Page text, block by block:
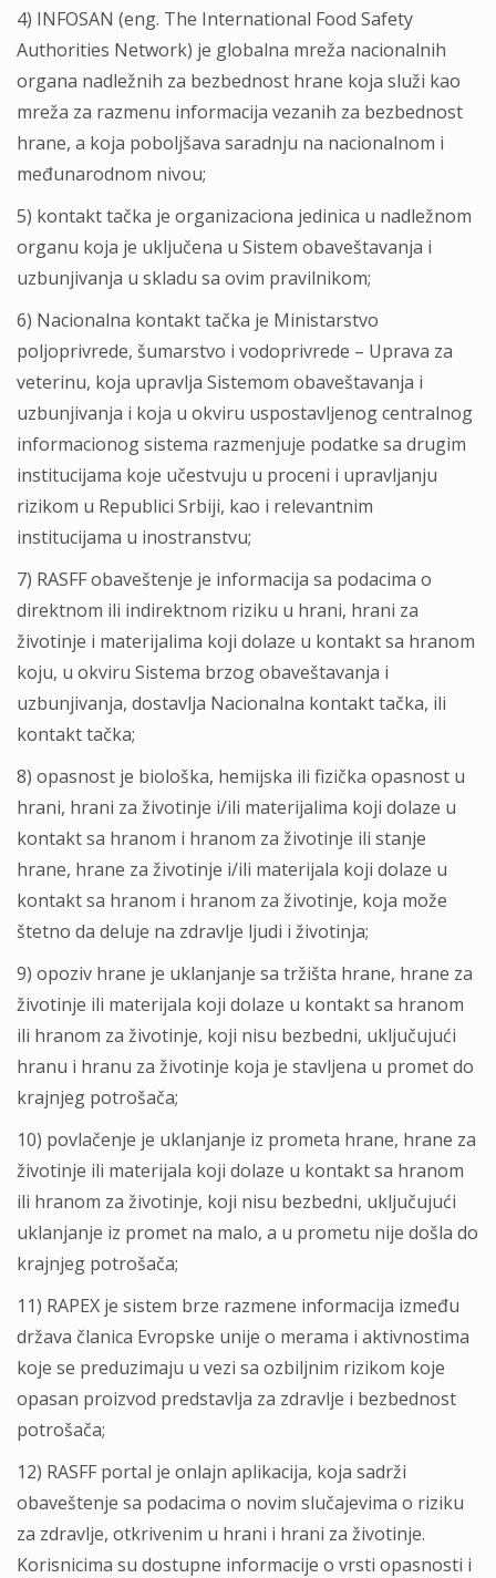
4) INFOSAN (eng. The International Food Safety
Authorities Network) je globalna mreža nacionalnih
organa nadležnih za bezbednost hrane koja služi kao
mreža za razmenu informacija vezanih za bezbednost
hrane, a koja poboljšava saradnju na nacionalnom i
međunarodnom nivou;
5) kontakt tačka je organizaciona jedinica u nadležnom
organu koja je uključena u Sistem obaveštavanja i
uzbunjivanja u skladu sa ovim pravilnikom;
6) Nacionalna kontakt tačka je Ministarstvo
poljoprivrede, šumarstvo i vodoprivrede – Uprava za
veterinu, koja upravlja Sistemom obaveštavanja i
uzbunjivanja i koja u okviru uspostavljenog centralnog
informacionog sistema razmenjuje podatke sa drugim
institucijama koje učestvuju u proceni i upravljanju
rizikom u Republici Srbiji, kao i relevantnim
institucijama u inostranstvu;
7) RASFF obaveštenje je informacija sa podacima o
direktnom ili indirektnom riziku u hrani, hrani za
životinje i materijalima koji dolaze u kontakt sa hranom
koju, u okviru Sistema brzog obaveštavanja i
uzbunjivanja, dostavlja Nacionalna kontakt tačka, ili
kontakt tačka;
8) opasnost je biološka, hemijska ili fizička opasnost u
hrani, hrani za životinje i/ili materijalima koji dolaze u
kontakt sa hranom i hranom za životinje ili stanje
hrane, hrane za životinje i/ili materijala koji dolaze u
kontakt sa hranom i hranom za životinje, koja može
štetno da deluje na zdravlje ljudi i životinja;
9) opoziv hrane je uklanjanje sa tržišta hrane, hrane za
životinje ili materijala koji dolaze u kontakt sa hranom
ili hranom za životinje, koji nisu bezbedni, uključujući
hranu i hranu za životinje koja je stavljena u promet do
krajnjeg potrošača;
10) povlačenje je uklanjanje iz prometa hrane, hrane za
životinje ili materijala koji dolaze u kontakt sa hranom
ili hranom za životinje, koji nisu bezbedni, uključujući
uklanjanje iz promet na malo, a u prometu nije došla do
krajnjeg potrošača;
11) RAPEX je sistem brze razmene informacija između
država članica Evropske unije o merama i aktivnostima
koje se preduzimaju u vezi sa ozbiljnim rizikom koje
opasan proizvod predstavlja za zdravlje i bezbednost
potrošača;
12) RASFF portal je onlajn aplikacija, koja sadrži
obaveštenje sa podacima o novim slučajevima o riziku
za zdravlje, otkrivenim u hrani i hrani za životinje.
Korisnicima su dostupne informacije o vrsti opasnosti i